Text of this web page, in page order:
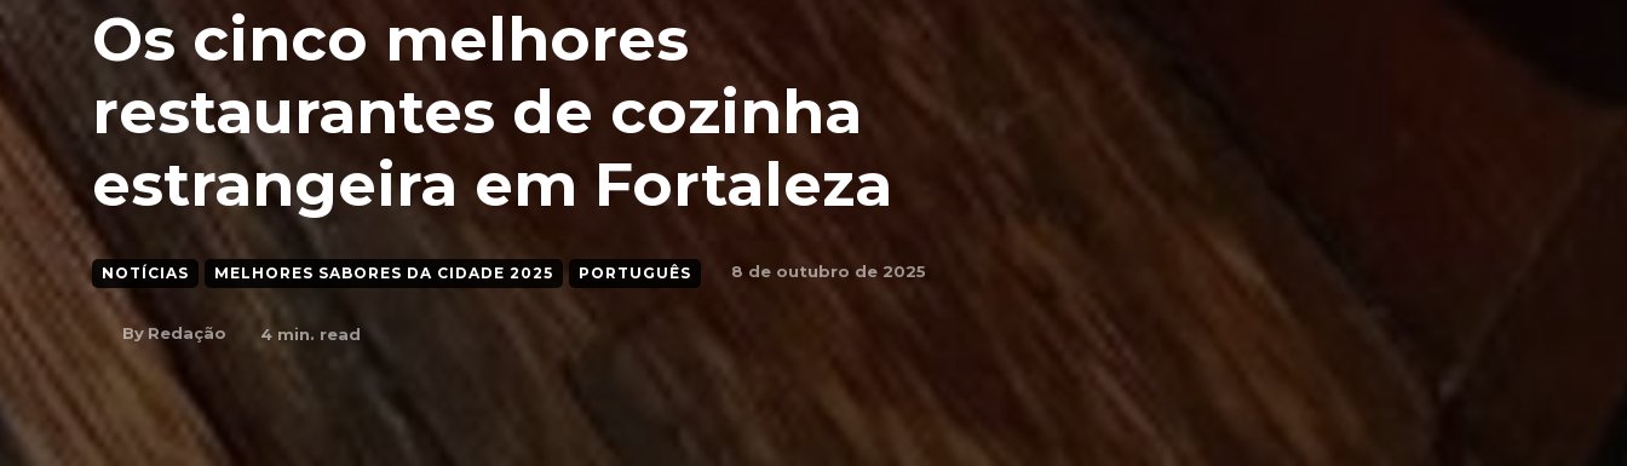
Os cinco melhores
restaurantes de cozinha
estrangeira em Fortaleza
NOTÍCIAS MELHORES SABORES DA CIDADE 2025 PORTUGUÊS 8 de outubro de 2025
By Redação 4 min. read